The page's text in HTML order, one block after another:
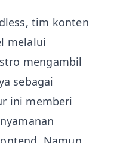
tim konten
melalui
mengambil
sebagai
ini memberi